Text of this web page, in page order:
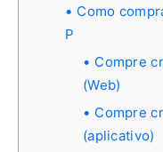
Como
P
Compre
(Web)
Compre
(aplicativo)